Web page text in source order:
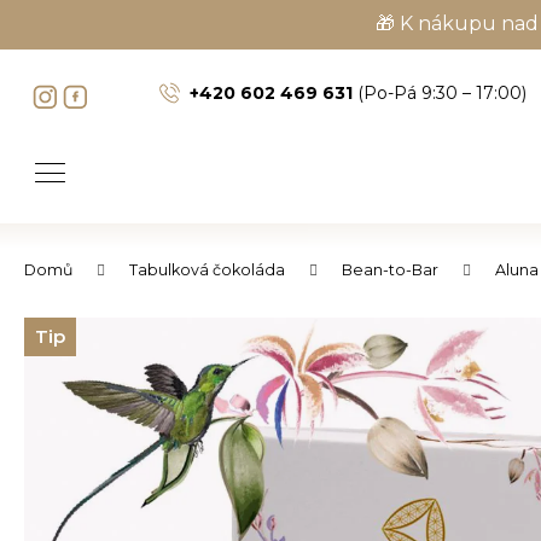
🎁 K nákupu
+420 602 469 631 (Po-Pá 9:30 – 17:00)
Domů Tabulková čokoláda Bean-to-Bar
Tip
o
do
do